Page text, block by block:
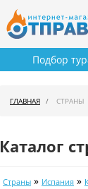
Подбор
ГЛАВНАЯ СТРАНЫ
Каталог
Страны » Испания »